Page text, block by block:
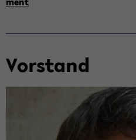
Vor­stand